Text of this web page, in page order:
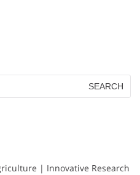
| Innovative Research